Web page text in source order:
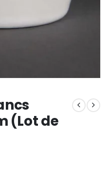
(Lot de